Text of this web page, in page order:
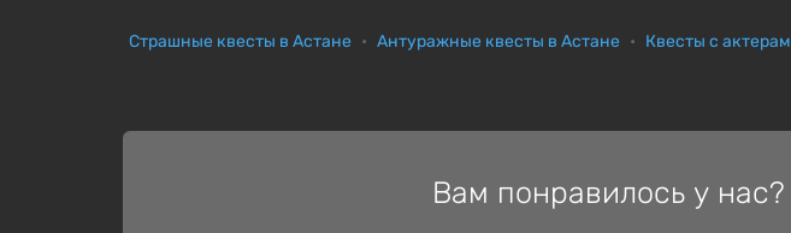
Страшные квесты в Астане Антуражные квесты в Астане Квесты с
Вам понравилось у